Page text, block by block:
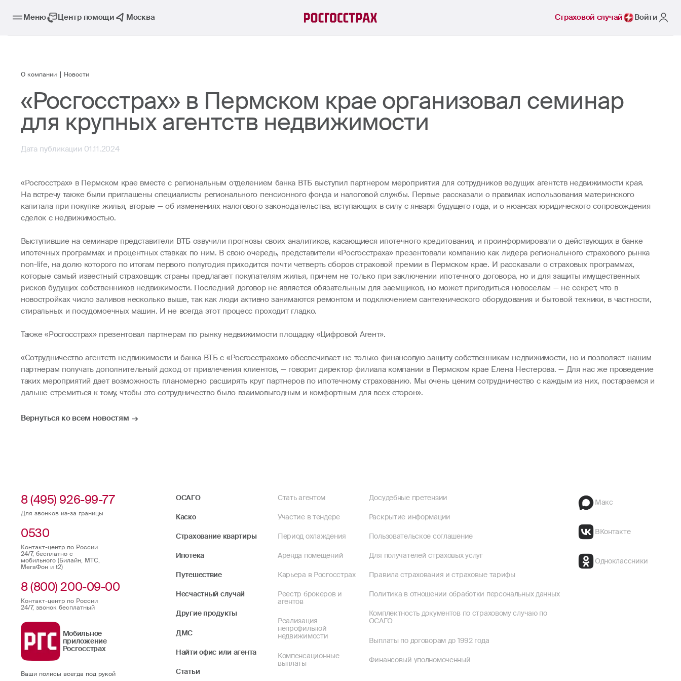
Меню Центр помощи Москва Страховой случай Войти
О компании Новости
«Росгосстрах» в Пермском крае организовал семинар
для крупных агентств недвижимости
Дата публикации 01.11.2024
«Росгосстрах» в Пермском крае вместе с региональным отделением банка ВТБ выступил партнером мероприятия для сотрудников ведущих агентств недвижимости края.
На встречу также были приглашены специалисты регионального пенсионного фонда и налоговой службы. Первые рассказали о правилах использования материнского
капитала при покупке жилья, вторые — об изменениях налогового законодательства, вступающих в силу с января будущего года, и о нюансах юридического сопровождения
сделок с недвижимостью.
Выступившие на семинаре представители ВТБ озвучили прогнозы своих аналитиков, касающиеся ипотечного кредитования, и проинформировали о действующих в банке
ипотечных программах и процентных ставках по ним. В свою очередь, представители «Росгосстраха» презентовали компанию как лидера регионального страхового рынка
non-life, на долю которого по итогам первого полугодия приходится почти четверть сборов страховой премии в Пермском крае. И рассказали о страховых программах,
которые самый известный страховщик страны предлагает покупателям жилья, причем не только при заключении ипотечного договора, но и для защиты имущественных
рисков будущих собственников недвижимости. Последний договор не является обязательным для заемщиков, но может пригодиться новоселам — не секрет, что в
новостройках число заливов несколько выше, так как люди активно занимаются ремонтом и подключением сантехнического оборудования и бытовой техники, в частности,
стиральных и посудомоечных машин. И не всегда этот процесс проходит гладко.
Также «Росгосстрах» презентовал партнерам по рынку недвижимости площадку «Цифровой Агент».
«Сотрудничество агентств недвижимости и банка ВТБ с «Росгосстрахом» обеспечивает не только финансовую защиту собственникам недвижимости, но и позволяет нашим
партнерам получать дополнительный доход от привлечения клиентов, — говорит директор филиала компании в Пермском крае Елена Нестерова. — Для нас же проведение
таких мероприятий дает возможность планомерно расширять круг партнеров по ипотечному страхованию. Мы очень ценим сотрудничество с каждым из них, постараемся и
дальше стремиться к тому, чтобы это сотрудничество было взаимовыгодным и комфортным для всех сторон».
Вернуться ко всем новостям
8 (495) 926-99-77
Для звонков из-за границы
0530
Контакт-центр по России
24/7, бесплатно с
мобильного (Билайн, МТС,
МегаФон и t2)
8 (800) 200-09-00
Контакт-центр по России
24/7, звонок бесплатный
Мобильное
приложение
Росгосстрах
Ваши полисы всегда под рукой
ОСАГО
Каско
Страхование квартиры
Ипотека
Путешествие
Несчастный случай
Другие продукты
ДМС
Найти офис или агента
Статьи
Стать агентом
Участие в тендере
Период охлаждения
Аренда помещений
Карьера в Росгосстрах
Реестр брокеров и
агентов
Реализация
непрофильной
недвижимости
Компенсационные
выплаты
Досудебные претензии
Раскрытие информации
Пользовательское соглашение
Для получателей страховых услуг
Правила страхования и страховые тарифы
Политика в отношении обработки персональных данных
Комплектность документов по страховому случаю по
ОСАГО
Выплаты по договорам до 1992 года
Финансовый уполномоченный
Макс
ВКонтакте
Одноклассники